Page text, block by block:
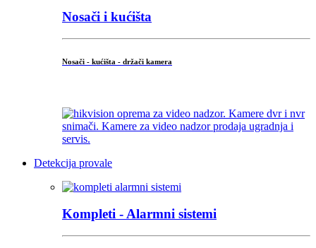
Nosači i kućišta
Nosači - kućišta - držači kamera
Detekcija provale
Kompleti - Alarmni sistemi